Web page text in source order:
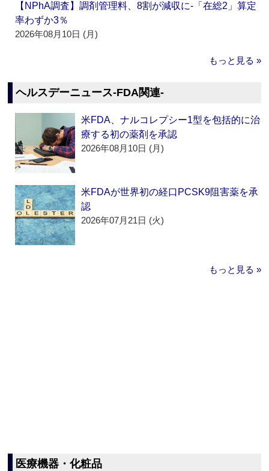
【NPhA調査】調剤管理料、8割が減収に‐「在総2」算定
率わずか3％
2026年08月10日 (月)
もっと見る »
ヘルスデーニュース‐FDA関連‐
米FDA、ナルコレプシー1型を包括的に治
療する初の薬剤を承認
2026年08月10日 (月)
米FDAが世界初の経口PCSK9阻害薬を承
認
2026年07月21日 (火)
もっと見る »
医療機器・化粧品